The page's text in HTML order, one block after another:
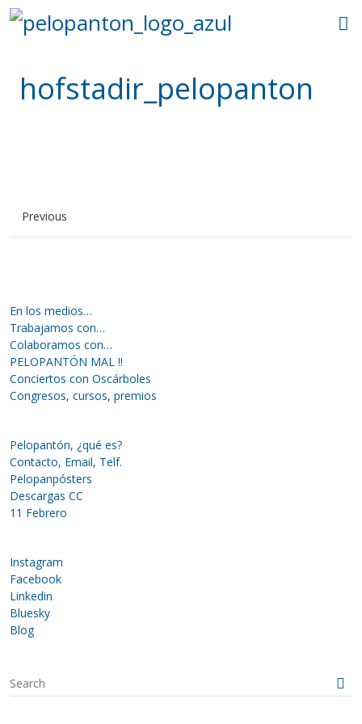
hofstadir_pelopanton
Previous
En los medios…
Trabajamos con…
Colaboramos con…
PELOPANTÓN MAL !!
Conciertos con Oscárboles
Congresos, cursos, premios
Pelopantón, ¿qué es?
Contacto, Email, Telf.
Pelopanpósters
Descargas CC
11 Febrero
Instagram
Facebook
Linkedin
Bluesky
Blog
S
e